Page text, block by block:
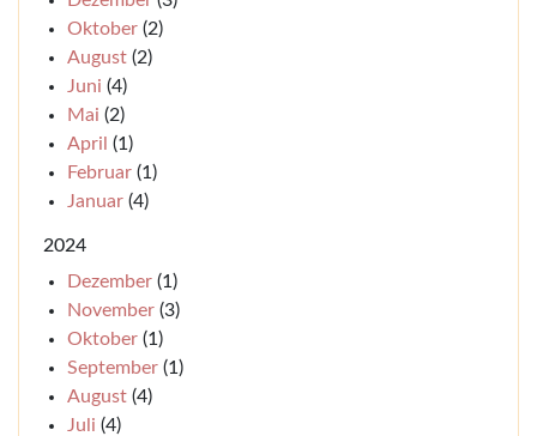
Oktober (2)
August (2)
Juni (4)
Mai (2)
April (1)
Februar (1)
Januar (4)
2024
Dezember (1)
November (3)
Oktober (1)
September (1)
August (4)
Juli (4)